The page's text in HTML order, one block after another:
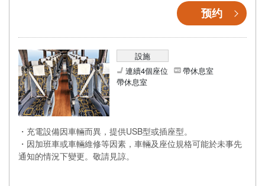
预约
設施
連續4個座位
帶休息室
帶休息室
・充電設備因車輛而異，提供USB型或插座型。
・因加班車或車輛維修等因素，車輛及座位規格可能於未事先
通知的情況下變更。敬請見諒。